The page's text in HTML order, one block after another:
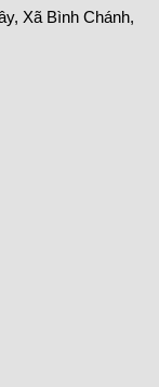
Xã Bình Chánh,